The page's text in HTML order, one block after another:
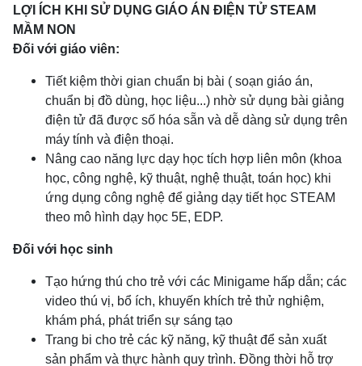
LỢI ÍCH KHI SỬ DỤNG GIÁO ÁN ĐIỆN TỬ STEAM
MẦM NON
Đối với giáo viên:
Tiết kiệm thời gian chuẩn bị bài ( soạn giáo án,
chuẩn bị đồ dùng, học liệu...) nhờ sử dụng bài giảng
điện tử đã được số hóa sẵn và dễ dàng sử dụng trên
máy tính và điện thoại.
Nâng cao năng lực dạy học tích hợp liên môn (khoa
học, công nghệ, kỹ thuật, nghệ thuật, toán học) khi
ứng dụng công nghệ để giảng dạy tiết học STEAM
theo mô hình dạy học 5E, EDP.
Đối với học sinh
Tạo hứng thú cho trẻ với các Minigame hấp dẫn; các
video thú vị, bổ ích, khuyến khích trẻ thử nghiệm,
khám phá, phát triển sự sáng tạo
Trang bi cho trẻ các kỹ năng, kỹ thuật để sản xuất
sản phẩm và thực hành quy trình. Đồng thời hỗ trợ